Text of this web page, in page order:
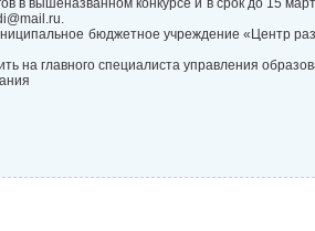
в вышеназванном конкурсе и в срок до 15
бюджетное учреждение «Центр
на главного специалиста управления